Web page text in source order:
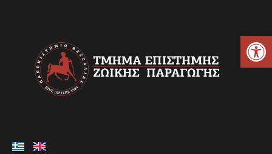
Ανοίξτε τη γραμμή εργαλείων